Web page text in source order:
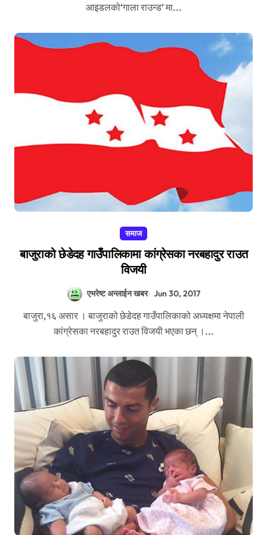
आइडलको‘गाला राउन्ड’ मा...
समाज
बाजुराको छेडेदह गाउँपालिकामा कांग्रेसका नरबहादुर राउत
विजयी
एभरेष्ट अन्लाईन खबर Jun 30, 2017
बाजुरा,१६ असार । बाजुराको छेडेदह गाउँपालिकाको अध्यक्षमा नेपाली
कांग्रेसका नरबहादुर राउत विजयी भएका छन् ।...